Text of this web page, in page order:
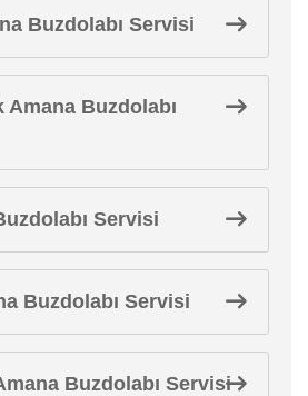
Buzdolabı Servisi
Amana Buzdolabı
Servisi
Buzdolabı Servisi
Buzdolabı Servisi